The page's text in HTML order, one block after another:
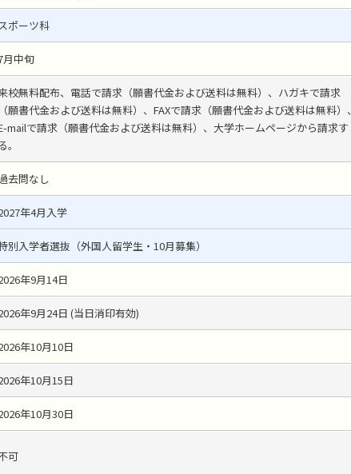
ポーツ科
月中旬
校無料配布、電話で請求（願書代金および送料は無料）、ハガキで請求
願書代金および送料は無料）、FAXで請求（願書代金および送料は無料）、
mailで請求（願書代金および送料は無料）、大学ホームページから請求す
。
去問なし
年4月入学
別入学者選抜（外国人留学生・10月募集）
年9月14日
年9月24日 (当日消印有効)
年10月10日
年10月15日
年10月30日
可